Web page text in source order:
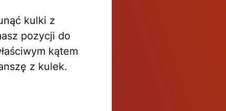
kulki z
pozycji do
kątem
z kulek.